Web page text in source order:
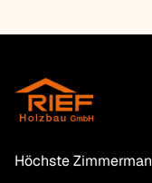
Höchste